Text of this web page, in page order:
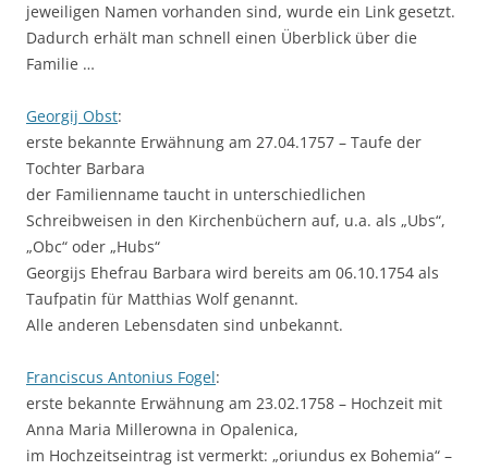
jeweiligen Namen vorhanden sind, wurde ein Link gesetzt.
Dadurch erhält man schnell einen Überblick über die
Familie …
Georgij Obst:
erste bekannte Erwähnung am 27.04.1757 – Taufe der
Tochter Barbara
der Familienname taucht in unterschiedlichen
Schreibweisen in den Kirchenbüchern auf, u.a. als „Ubs“,
„Obc“ oder „Hubs“
Georgijs Ehefrau Barbara wird bereits am 06.10.1754 als
Taufpatin für Matthias Wolf genannt.
Alle anderen Lebensdaten sind unbekannt.
Franciscus Antonius Fogel:
erste bekannte Erwähnung am 23.02.1758 – Hochzeit mit
Anna Maria Millerowna in Opalenica,
im Hochzeitseintrag ist vermerkt: „oriundus ex Bohemia“ –